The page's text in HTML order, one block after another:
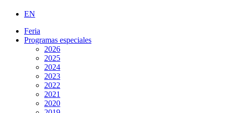
EN
Feria
Programas especiales
2026
2025
2024
2023
2022
2021
2020